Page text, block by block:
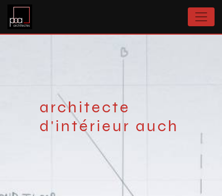
Panneau de gestion des cookies
architecte
d'intérieur auch